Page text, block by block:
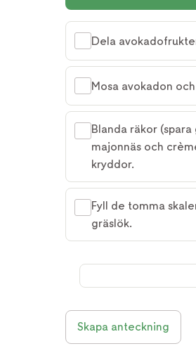
Dela
Mosa avokadon
Blanda räkor
majonnäs och
kryddor.
Fyll de tomma
gräslök.
Skapa anteckning